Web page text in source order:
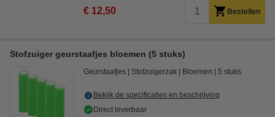
€ 12,50 Bestellen
Stofzuiger geurstaafjes bloemen (5 stuks)
Geurstaafjes Stofzuigerzak Bloemen 5 stuks
Bekijk de specificaties en beschrijving
Direct leverbaar